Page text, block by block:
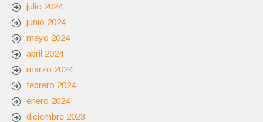
julio 2024
junio 2024
mayo 2024
abril 2024
marzo 2024
febrero 2024
enero 2024
diciembre 2023